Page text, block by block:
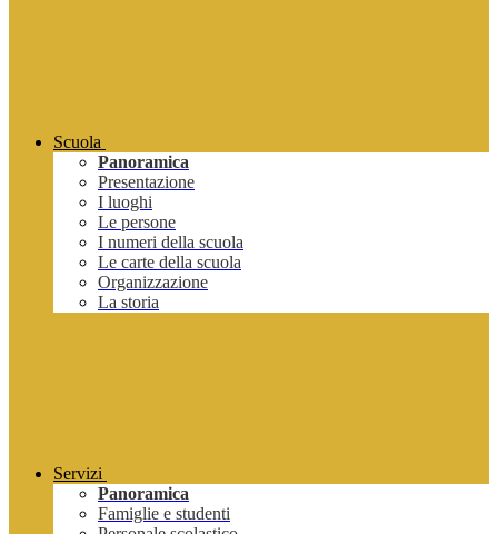
Scuola
Panoramica
Presentazione
I luoghi
Le persone
I numeri della scuola
Le carte della scuola
Organizzazione
La storia
Servizi
Panoramica
Famiglie e studenti